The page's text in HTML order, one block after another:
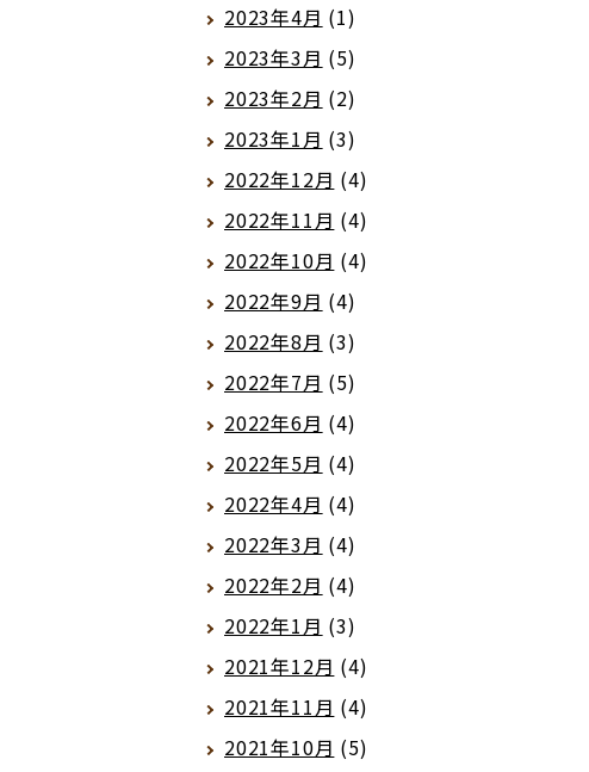
2023年4月 (1)
2023年3月 (5)
2023年2月 (2)
2023年1月 (3)
2022年12月 (4)
2022年11月 (4)
2022年10月 (4)
2022年9月 (4)
2022年8月 (3)
2022年7月 (5)
2022年6月 (4)
2022年5月 (4)
2022年4月 (4)
2022年3月 (4)
2022年2月 (4)
2022年1月 (3)
2021年12月 (4)
2021年11月 (4)
2021年10月 (5)